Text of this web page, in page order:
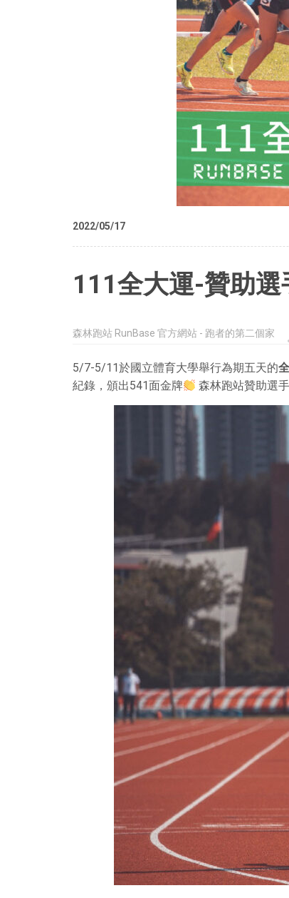
2022/05/17
111全大運-贊助
森林跑站 RunBase 官方網站 - 跑者的第二個家
5/7-5/11於國立體育大學舉行為期五天的
紀錄，頒出541面金牌
森林跑站贊助選